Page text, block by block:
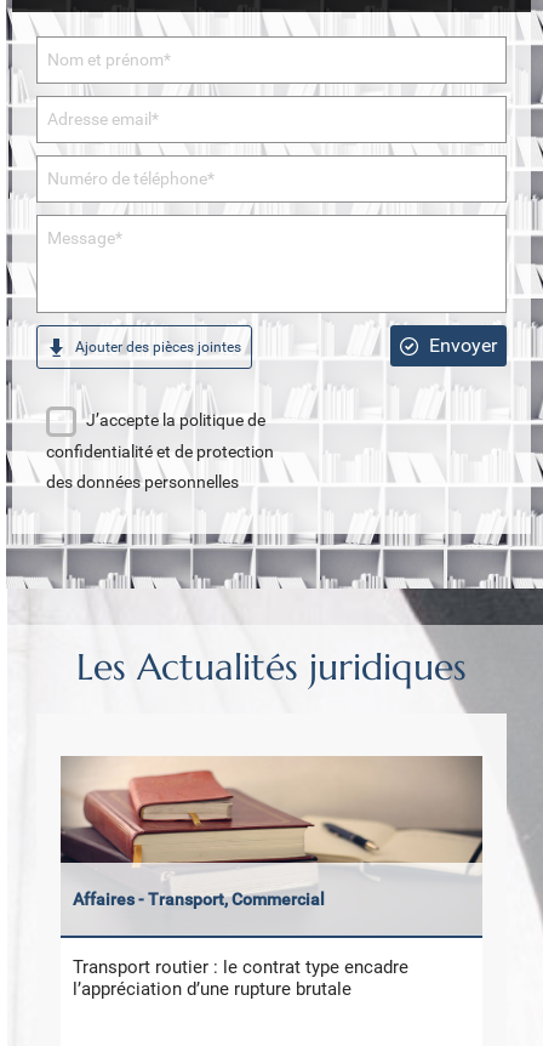
Ajouter des pièces jointes
J’accepte la politique de
confidentialité et de protection
des données personnelles
Envoyer
Les Actualités juridiques
Affaires - Transport, Commercial
Transport routier : le contrat type encadre
l’appréciation d’une rupture brutale